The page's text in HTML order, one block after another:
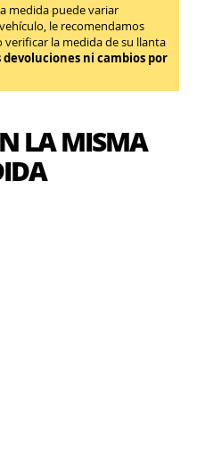
medida puede variar
le recomendamos
la medida de su llanta
ni cambios por
LA MISMA